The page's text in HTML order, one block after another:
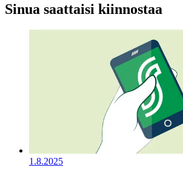
Sinua saattaisi kiinnostaa
1.8.2025